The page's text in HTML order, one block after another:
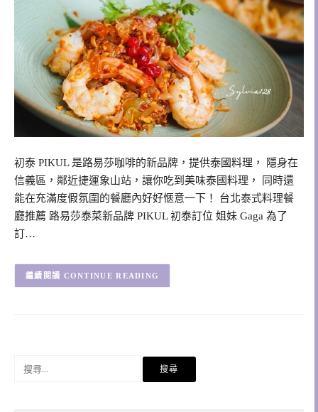
初泰 PIKUL 是路易莎咖啡的新品牌，提供泰國料理， 隱身在
信義區，鄰近捷運象山站，讓你吃到美味泰國料理， 同時還
能在充滿度假氛圍的餐廳內好好愜意一下！ 台北泰式料理餐
廳推薦 路易莎泰菜新品牌 PIKUL 初泰訂位 姐妹 Gaga 為了
訂…
CONTINUE READING